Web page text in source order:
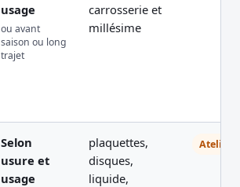
usage
ou avant
saison ou long
trajet
carrosserie et
millésime
Selon
usure et
usage
plaquettes,
disques,
liquide,
Atelier